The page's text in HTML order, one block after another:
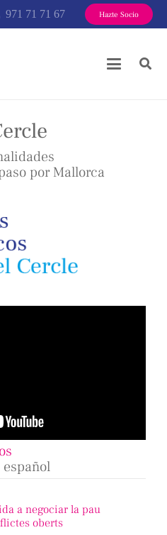
971 71 71 67 Hazte Socio
por Mallorca
a negociar la pau
oberts